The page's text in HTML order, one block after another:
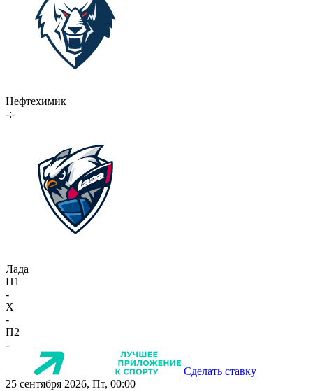
Нефтехимик
-:-
Лада
П1
-
X
-
П2
-
Сделать ставку
25 сентября 2026, Пт, 00:00